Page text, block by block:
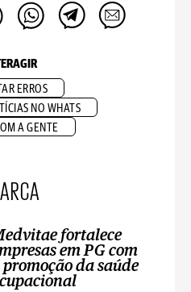
ERROS
NO WHATS
A GENTE
fortalece
em PG com
promoção da saúde